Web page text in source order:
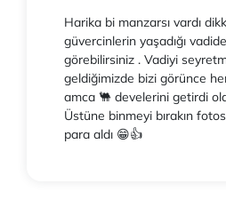
Harika bi manzarsı vardı
güvercinlerin yaşadığı
görebilirsiniz . Vadiyi
geldiğimizde bizi görünce
amca 🐫 develerini getirdi
Üstüne binmeyi bırakın
para aldı 😁👍